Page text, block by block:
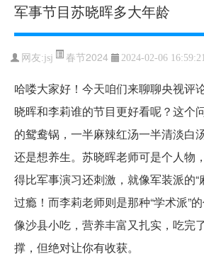
军事节目苏晓晖多大年龄
网友:jsj 春节2024 2024-02-06
哈喽大家好！今天咱们来聊聊央视评
晓晖和李莉谁的节目更好看呢？这个
的鸳鸯锅，一半麻辣红汤一半清淡白
还是想养生。苏晓晖老师可是个人物
得比军事演习还刺激，就像军装派的“
过瘾！而李莉老师则是那种“学术派”
像沙县小吃，营养丰富又扎实，吃完
撑，但绝对让你有收获。